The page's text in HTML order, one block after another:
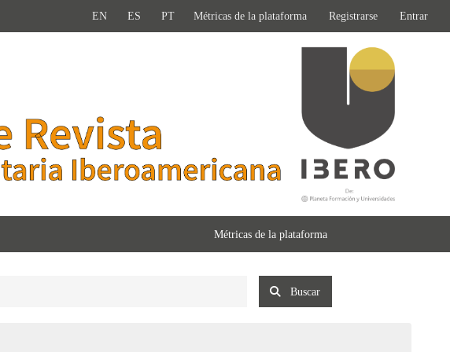
EN ES PT Métricas de la plataforma Registrarse Entrar
Métricas de la plataforma
Buscar